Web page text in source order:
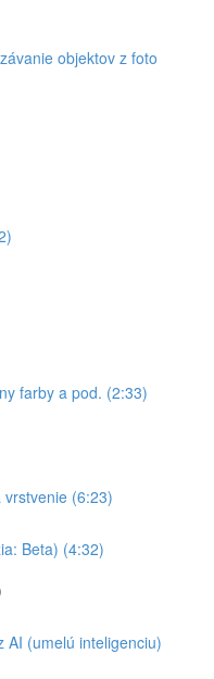
objektov z foto
farby a pod. (2:33)
(6:23)
Beta) (4:32)
AI (umelú inteligenciu)